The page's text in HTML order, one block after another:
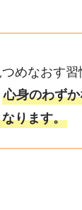
めなおす
心身のわず
ります。